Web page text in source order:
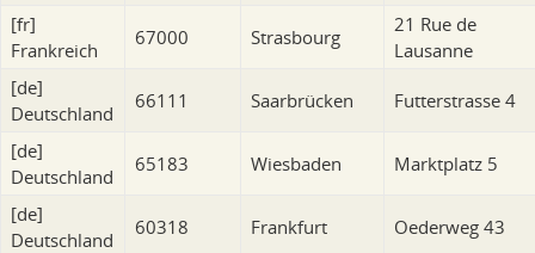
[fr]
Frankreich
67000 Strasbourg
21 Rue de
Lausanne
[de]
Deutschland
66111 Saarbrücken Futterstrasse 4
[de]
Deutschland
65183 Wiesbaden Marktplatz 5
[de]
Deutschland
60318 Frankfurt Oederweg 43